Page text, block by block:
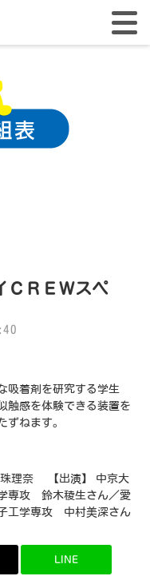
ＣＲＥＷスペ
吸着剤を研究する学生
触感を体験できる装置を
ずねます。
珠理奈 【出演】 中京大
専攻 鈴木稜生さん／愛
工学専攻 中村美深さん
LINE